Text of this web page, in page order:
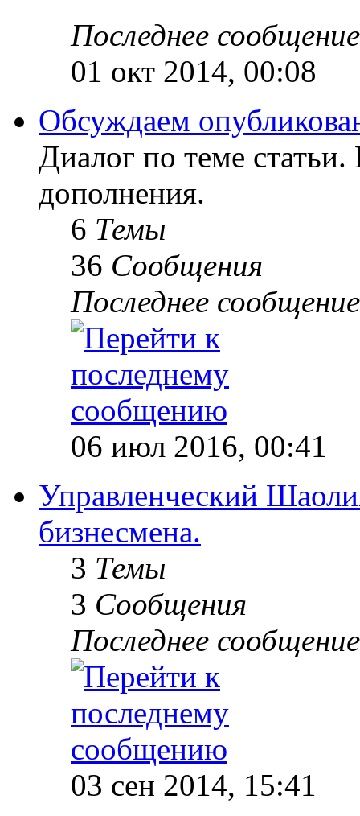
Последнее сообщение
01 окт 2014, 00:08
Обсуждаем
Диалог по теме
дополнения.
6 Темы
36 Сообщения
Последнее сообщение
06 июл 2016, 00:41
Управленческий
бизнесмена.
3 Темы
3 Сообщения
Последнее сообщение
03 сен 2014, 15:41